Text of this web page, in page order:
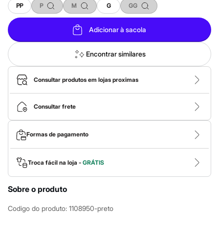
Calças
Casacos e Jaquetas
Jeans
Macacões
Saias
Shorts e Bermudas
Vestidos
Acessórios
Bolsas
Bonés e Chapéus
Bijoux
Cintos
Óculos
Relógios
Calçados
Botas
Chinelos
Rasteirinhas
Sandálias
Sapatilhas
Marcas
Clock House
PP P M G GG
Adicionar à sacola
Encontrar similares
Consultar produtos em lojas proximas
Consultar frete
Formas de pagamento
Troca fácil na loja - GRÁTIS
Sobre o produto
Codigo do produto: 1108950-preto